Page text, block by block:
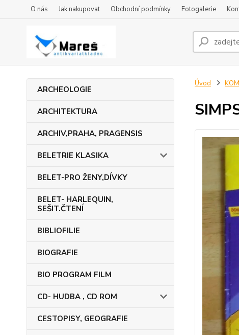
O nás Jak nakupovat Obchodní podmínky Fotogalerie
ARCHEOLOGIE
ARCHITEKTURA
ARCHIV,PRAHA, PRAGENSIS
BELETRIE KLASIKA
BELET-PRO ŽENY,DÍVKY
BELET- HARLEQUIN,
SEŠIT.ČTENÍ
BIBLIOFILIE
BIOGRAFIE
BIO PROGRAM FILM
CD- HUDBA , CD ROM
CESTOPISY, GEOGRAFIE
Úvod